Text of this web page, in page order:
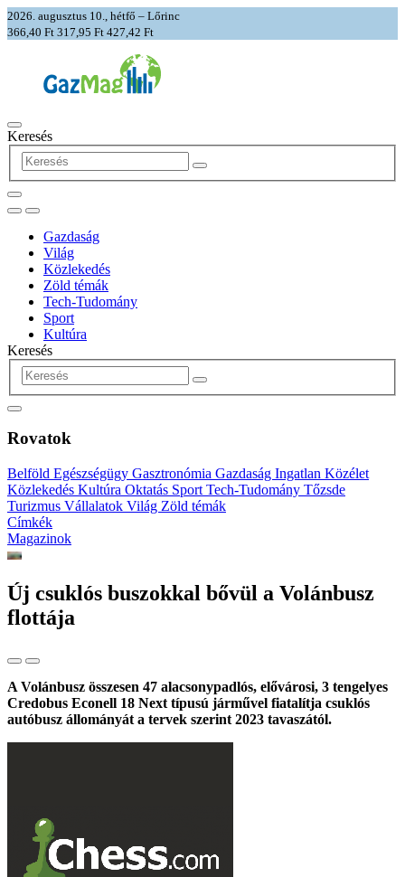
2026. augusztus 10., hétfő – Lőrinc
366,40 Ft 317,95 Ft 427,42 Ft
Keresés
Gazdaság
Világ
Közlekedés
Zöld témák
Tech-Tudomány
Sport
Kultúra
Keresés
Rovatok
Belföld Egészségügy Gasztronómia Gazdaság Ingatlan Közélet
Közlekedés Kultúra Oktatás Sport Tech-Tudomány Tőzsde
Turizmus Vállalatok Világ Zöld témák
Címkék
Magazinok
Új csuklós buszokkal bővül a Volánbusz
flottája
A Volánbusz összesen 47 alacsonypadlós, elővárosi, 3 tengelyes
Credobus Econell 18 Next típusú járművel fiatalítja csuklós
autóbusz állományát a tervek szerint 2023 tavaszától.